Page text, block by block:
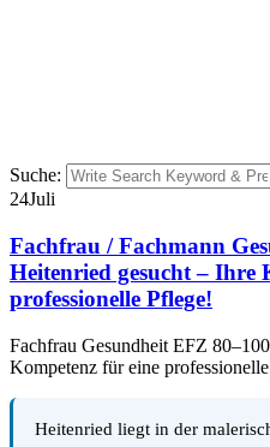
Suche:
24Juli
Fachfrau / Fachmann
Heitenried gesucht – Ihre
professionelle Pflege!
Fachfrau Gesundheit EFZ
Kompetenz für eine
Heitenried liegt in der